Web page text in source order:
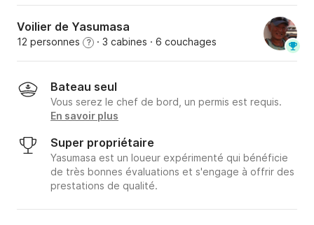
Voilier de Yasumasa
12 personnes ? · 3 cabines · 6 couchages
Bateau seul
Vous serez le chef de bord, un permis est requis.
En savoir plus
Super propriétaire
Yasumasa est un loueur expérimenté qui bénéficie
de très bonnes évaluations et s'engage à offrir des
prestations de qualité.